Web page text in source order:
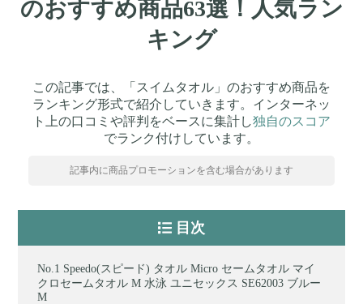
のおすすめ商品63選！人気ラン
キング
この記事では、「スイムタオル」のおすすめ商品を
ランキング形式で紹介していきます。インターネッ
ト上の口コミや評判をベースに集計し独自のスコア
でランク付けしています。
記事内に商品プロモーションを含む場合があります
目次
Speedo(スピード) タオル Micro セームタオル マイ
クロセームタオル M 水泳 ユニセックス SE62003 ブルー
M